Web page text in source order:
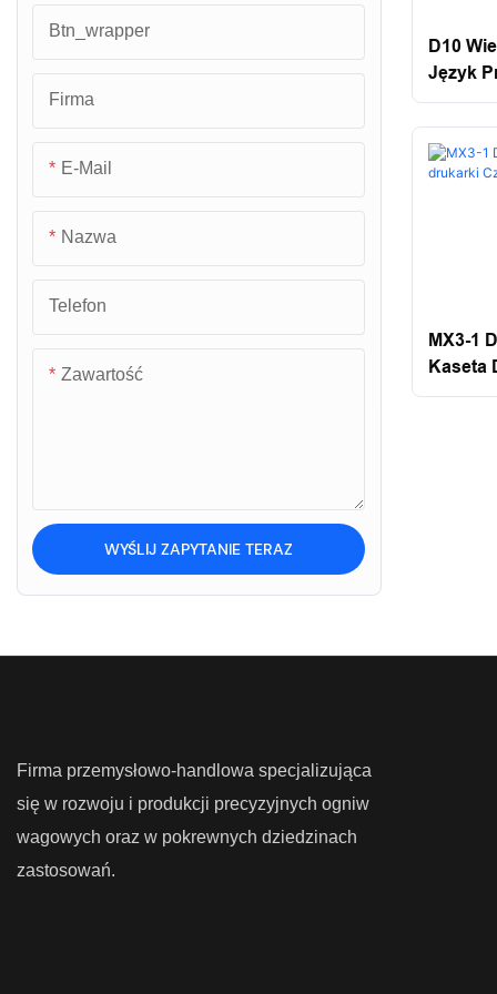
Ogniwo obciążnikowe typu
Komórka obciążenia napięcia
Moduł wagowy, ogniwo wagowe
Skale podłogowe
Skala łazienkowa
Skale wysokości i wagi
Skale wózków widłowych
Btn_wrapper
Firma
E-Mail
Nazwa
Telefon
Zawartość
WYŚLIJ ZAPYTANIE TERAZ
D10
Język
MX3-1
Kaseta
Firma przemysłowo-handlowa specjalizująca
się w rozwoju i produkcji precyzyjnych ogniw
wagowych oraz w pokrewnych dziedzinach
zastosowań.